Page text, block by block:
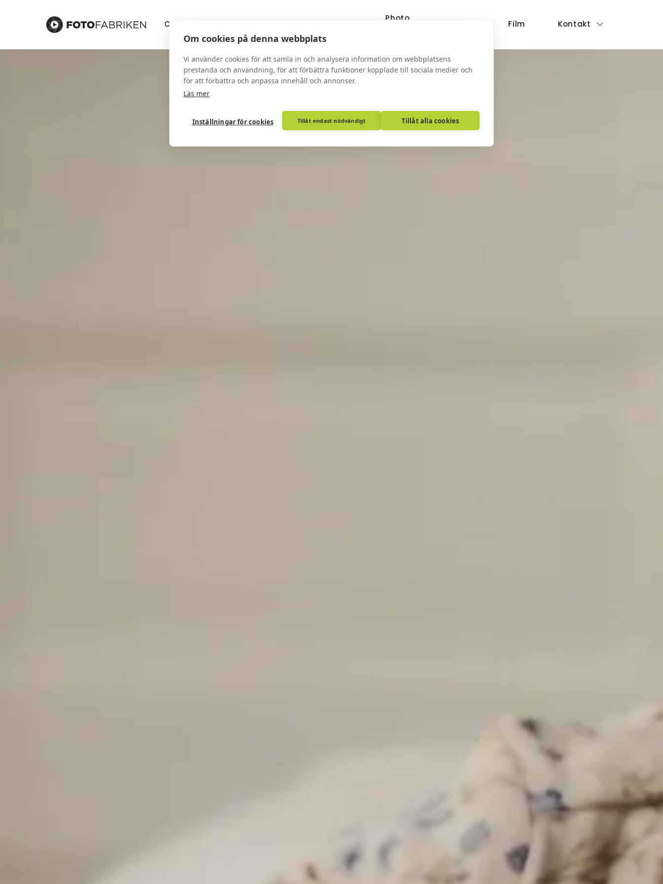
Om
Photo
Film Kontakt
Om cookies på denna webbplats
Vi använder cookies för att samla in och analysera information om webbplatsens
prestanda och användning, för att förbättra funktioner kopplade till sociala medier och
för att förbättra och anpassa innehåll och annonser.
Läs mer
Inställningar för cookies Tillåt endast nödvändigt Tillåt alla cookies